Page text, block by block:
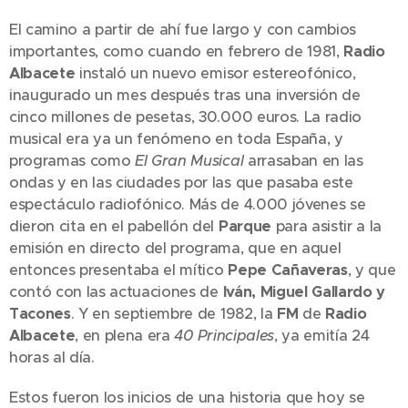
El camino a partir de ahí fue largo y con cambios
importantes, como cuando en febrero de 1981, Radio
Albacete instaló un nuevo emisor estereofónico,
inaugurado un mes después tras una inversión de
cinco millones de pesetas, 30.000 euros. La radio
musical era ya un fenómeno en toda España, y
programas comoEl Gran Musicalarrasaban en las
ondas y en las ciudades por las que pasaba este
espectáculo radiofónico. Más de 4.000 jóvenes se
dieron cita en el pabellón del Parque para asistir a la
emisión en directo del programa, que en aquel
entonces presentaba el mítico Pepe Cañaveras, y que
contó con las actuaciones de Iván, Miguel Gallardo y
Tacones. Y en septiembre de 1982, la FM de Radio
Albacete, en plena era40 Principales, ya emitía 24
horas al día.
Estos fueron los inicios de una historia que hoy se